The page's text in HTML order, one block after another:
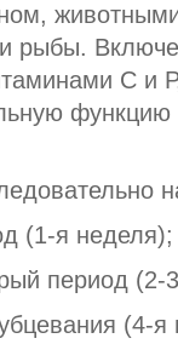
рыбы.
С и
(1-я неделя);
период (2-
(4-я